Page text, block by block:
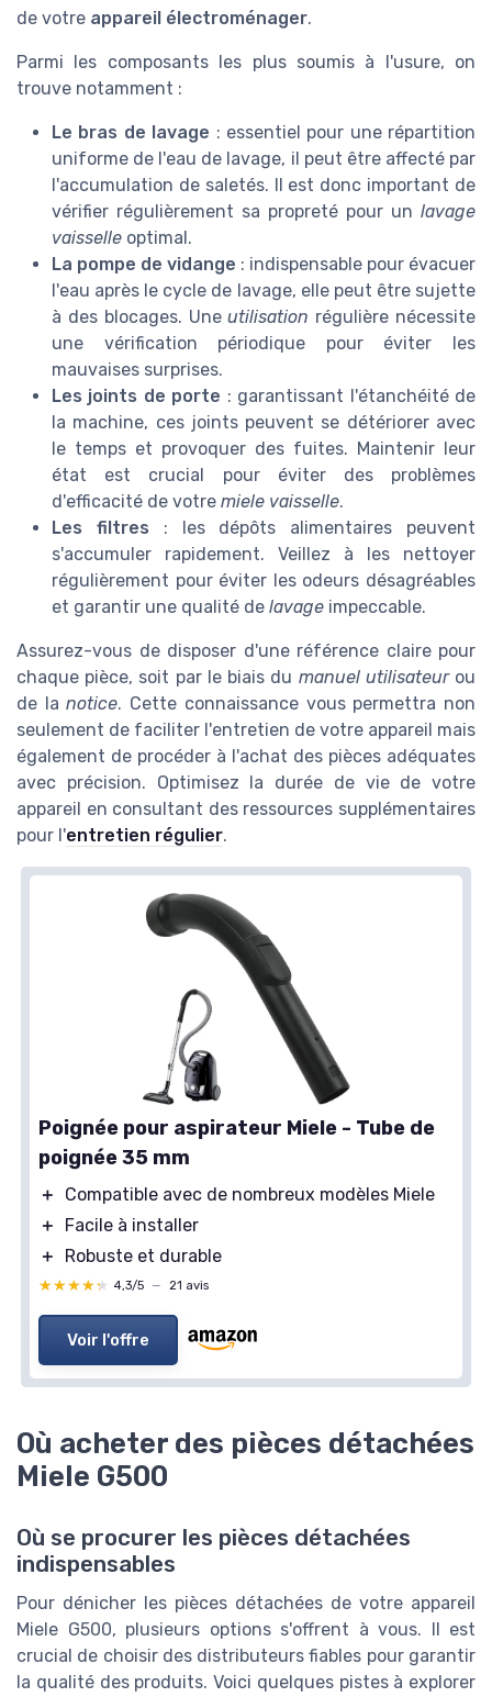
de votre appareil électroménager.
Parmi les composants les plus soumis à l'usure, on
trouve notamment :
Le bras de lavage : essentiel pour une répartition
uniforme de l'eau de lavage, il peut être affecté par
l'accumulation de saletés. Il est donc important de
vérifier régulièrement sa propreté pour un lavage
vaisselle optimal.
La pompe de vidange : indispensable pour évacuer
l'eau après le cycle de lavage, elle peut être sujette
à des blocages. Uneutilisation régulière nécessite
une vérification périodique pour éviter les
mauvaises surprises.
Les joints de porte : garantissant l'étanchéité de
la machine, ces joints peuvent se détériorer avec
le temps et provoquer des fuites. Maintenir leur
état est crucial pour éviter des problèmes
d'efficacité de votre miele vaisselle.
Les filtres : les dépôts alimentaires peuvent
s'accumuler rapidement. Veillez à les nettoyer
régulièrement pour éviter les odeurs désagréables
et garantir une qualité de lavage impeccable.
Assurez-vous de disposer d'une référence claire pour
chaque pièce, soit par le biais du manuel utilisateurou
de lanotice. Cette connaissance vous permettra non
seulement de faciliter l'entretien de votre appareil mais
également de procéder à l'achat des pièces adéquates
avec précision. Optimisez la durée de vie de votre
appareil en consultant des ressources supplémentaires
pour l'entretien régulier.
Poignée pour aspirateur Miele - Tube de
poignée 35 mm
＋
Compatible avec de nombreux modèles Miele
＋
Facile à installer
＋
Robuste et durable
★★★★★
★★★★★ 4,3/5 — 21 avis
Voir l'offre
Où acheter des pièces détachées
Miele G500
Où se procurer les pièces détachées
indispensables
Pour dénicher les pièces détachées de votre appareil
Miele G500, plusieurs options s'offrent à vous. Il est
crucial de choisir des distributeurs fiables pour garantir
la qualité des produits. Voici quelques pistes à explorer